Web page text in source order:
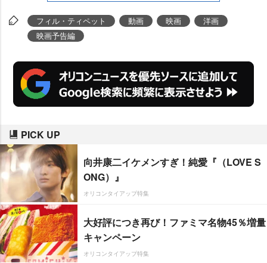
ップモーションアニメ『マッドゴ
ッド』(12月2日より全国順次公開)
イキング映像&写真が到着した。
フィル・ティペット 動画 映画
洋画
映画予告編
PICK UP
向井康二イケメンすぎ！純愛『（LOVE S
ONG）』
オリコンタイアップ特集
大好評につき再び！ファミマ名物45％増量
キャンペーン
オリコンタイアップ特集